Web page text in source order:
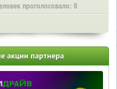
проголосовало: 8
акции партнера